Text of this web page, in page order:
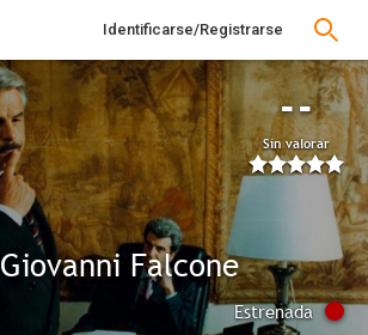
Identificarse/Registrarse
--
Sin valorar
Giovanni Falcone
Estrenada